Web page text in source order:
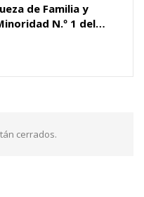
de Familia y
N.º 1 del…
cerrados.